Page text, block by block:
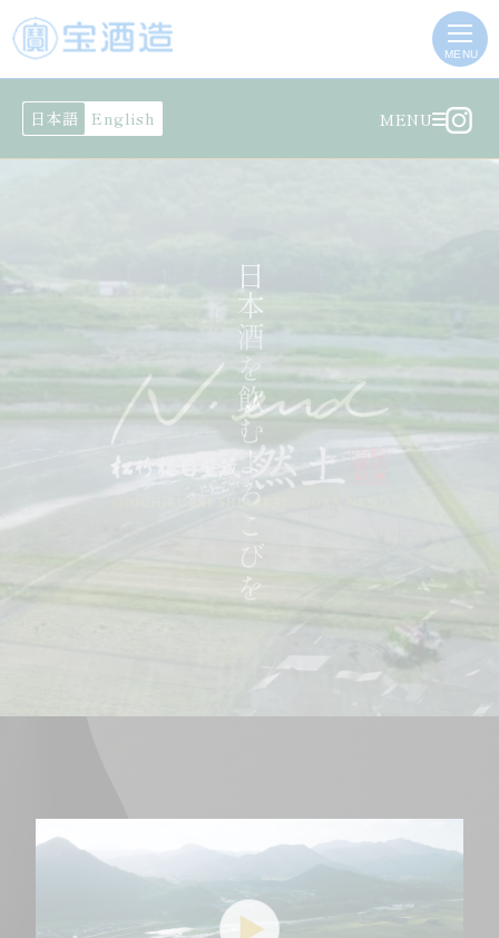
MENU
日本語 English MENU
日本酒を飲むよろこびを